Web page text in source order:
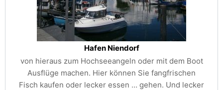
Hafen Niendorf
von hieraus zum Hochseeangeln oder mit dem Boot
Ausflüge machen. Hier können Sie fangfrischen
Fisch kaufen oder lecker essen … gehen. Und lecker